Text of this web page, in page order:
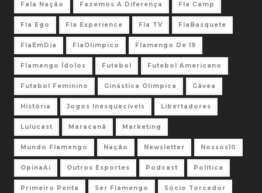
Fala Nação Fazemos A Diferença Fla Camp
Fla Ego Fla Experience Fla TV FlaBasquete
FlaEmDia FlaOlímpico Flamengo De 19
Flamengo Ídolos Futebol Futebol Americano
Futebol Feminino Ginástica Olimpica Gávea
História Jogos Inesquecíveis Libertadores
Lulucast Maracanã Marketing
Mundo Flamengo Nação Newsletter Nossos10
OpinaAi Outros Esportes Podcast Política
Primeiro Penta Ser Flamengo Sócio Torcedor